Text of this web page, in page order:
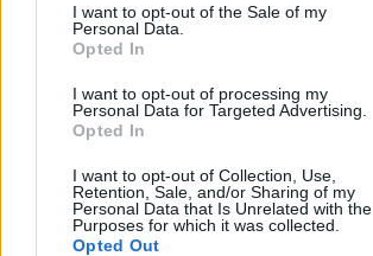
I want to opt-out of the Sale of my
Personal Data.
Opted In
I want to opt-out of processing my
Personal Data for Targeted Advertising.
Opted In
I want to opt-out of Collection, Use,
Retention, Sale, and/or Sharing of my
Personal Data that Is Unrelated with the
Purposes for which it was collected.
Opted Out